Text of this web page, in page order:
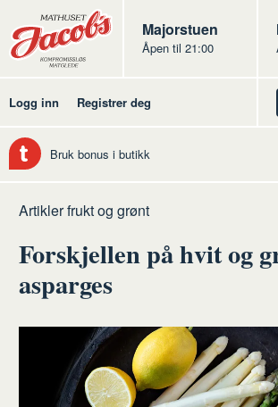
Butikker
Jacobs
Majorstuen
Åpen til 21:00
Logg inn Registrer deg
Bruk bonus i butikk
Hjem
Frukt
grønt
Artikler frukt og grønt
Forskjellen på hvit og
asparges